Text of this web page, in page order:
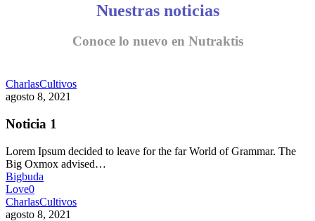
Nuestras noticias
Conoce lo nuevo en Nutraktis
CharlasCultivos
agosto 8, 2021
Noticia 1
Lorem Ipsum decided to leave for the far World of Grammar. The
Big Oxmox advised…
Bigbuda
Love0
CharlasCultivos
agosto 8, 2021